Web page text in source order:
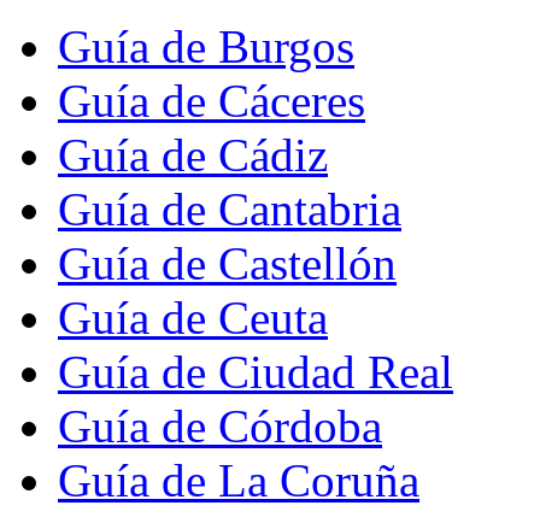
Guía de Burgos
Guía de Cáceres
Guía de Cádiz
Guía de Cantabria
Guía de Castellón
Guía de Ceuta
Guía de Ciudad Real
Guía de Córdoba
Guía de La Coruña